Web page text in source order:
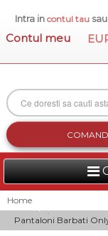
Intra in contul tausau
Contul meu
FEMEI
BARBATI
Home
Pantaloni Barbati